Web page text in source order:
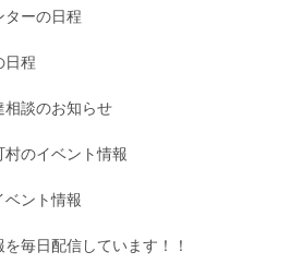
ターの日程
日程
相談のお知らせ
村のイベント情報
ベント情報
毎日配信しています！！